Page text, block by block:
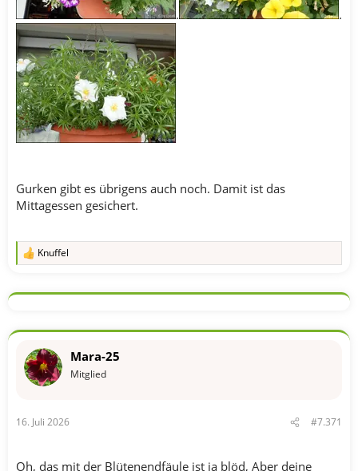
. .
Gurken gibt es übrigens auch noch. Damit ist das
Mittagessen gesichert.
R
k
o
e
n
Knuffel
Mara-25
Mitglied
16. Juli 2026 #7.371
Oh, das mit der Blütenendfäule ist ja blöd, Aber deine